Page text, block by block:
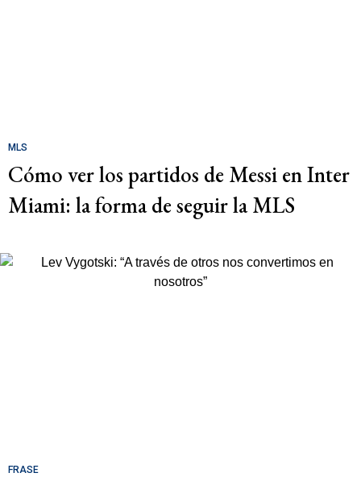
MLS
Cómo ver los partidos de Messi en Inter
Miami: la forma de seguir la MLS
FRASE